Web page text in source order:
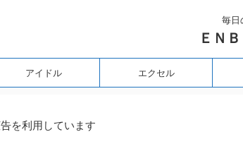
毎日
ＥＮ
アイドル エクセル
を利用しています